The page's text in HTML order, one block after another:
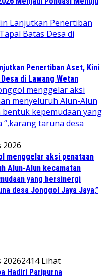
Penertiban Aset, Kini
di Lawang Wetan
2026
menggelar aksi penataan
Alun-Alun kecamatan
yang bersinergi
desa Jonggol Jaya Jaya,”
20262414 Lihat
Hadiri Paripurna